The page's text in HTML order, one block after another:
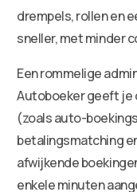
drempels, rollen en
sneller, met minder
Een rommelige
Autoboeker geeft je
(zoals auto-
betalingsmatching
afwijkende
enkele minuten